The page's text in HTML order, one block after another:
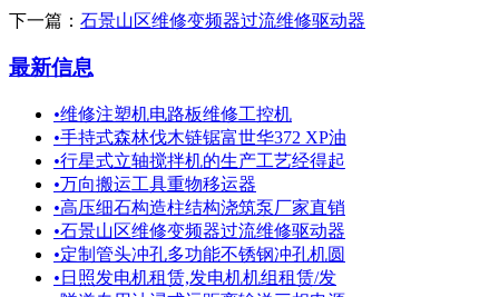
下一篇： 石景山区维修变频器过流维修驱动器
最新信息
•维修注塑机电路板维修工控机
•手持式森林伐木链锯富世华372 XP油
•行星式立轴搅拌机的生产工艺经得起
•万向搬运工具重物移运器
•高压细石构造柱结构浇筑泵厂家直销
•石景山区维修变频器过流维修驱动器
•定制管头冲孔多功能不锈钢冲孔机圆
• 日照发电机租赁,发电机机组租赁/发